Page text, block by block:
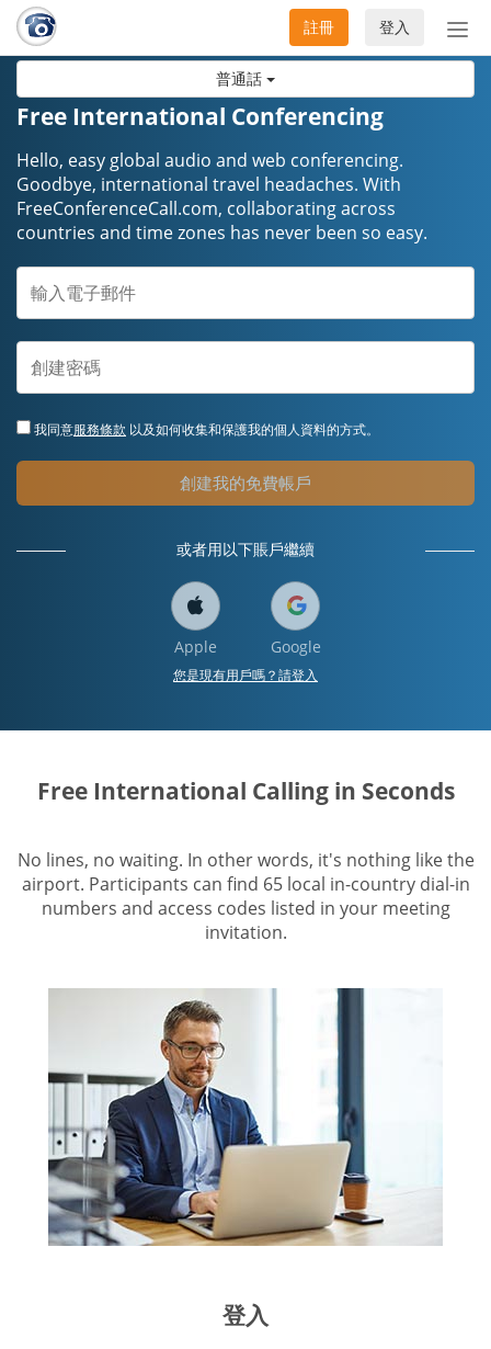
普通話
切
換
登入
註冊
Free International Conferencing
Hello, easy global audio and web conferencing.
Goodbye, international travel headaches. ​​​​​​​With
FreeConferenceCall.com, collaborating across
countries and time zones has never been so easy.
我同意服務條款 以及如何收集和保護我的個人資料的方式。
創建我的免費帳戶
或者用以下賬戶繼續
Apple Google
您是現有用戶嗎？請登入
Free International Calling in Seconds
No lines, no waiting. In other words, it's nothing like the
airport. Participants can find 65 local in-country dial-in
numbers and access codes listed in your meeting
invitation.
登入